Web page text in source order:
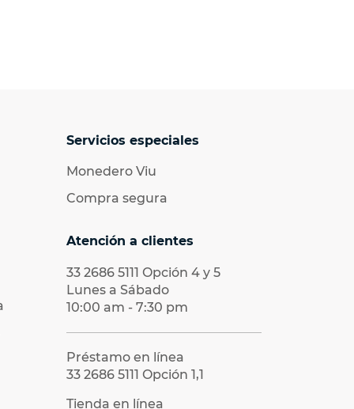
Servicios especiales
Monedero Viu
Compra segura
Atención a clientes
33 2686 5111 Opción 4 y 5
Lunes a Sábado
10:00 am - 7:30 pm
Préstamo en línea
33 2686 5111 Opción 1,1
Tienda en línea